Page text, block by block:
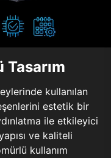
Tasarım
kullanılan
estetik bir
ile etkileyici
ve kaliteli
kullanım